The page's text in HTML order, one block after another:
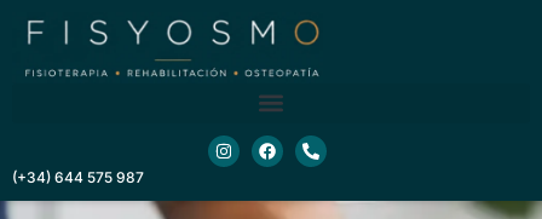
contenido
(+34) 644 575 987